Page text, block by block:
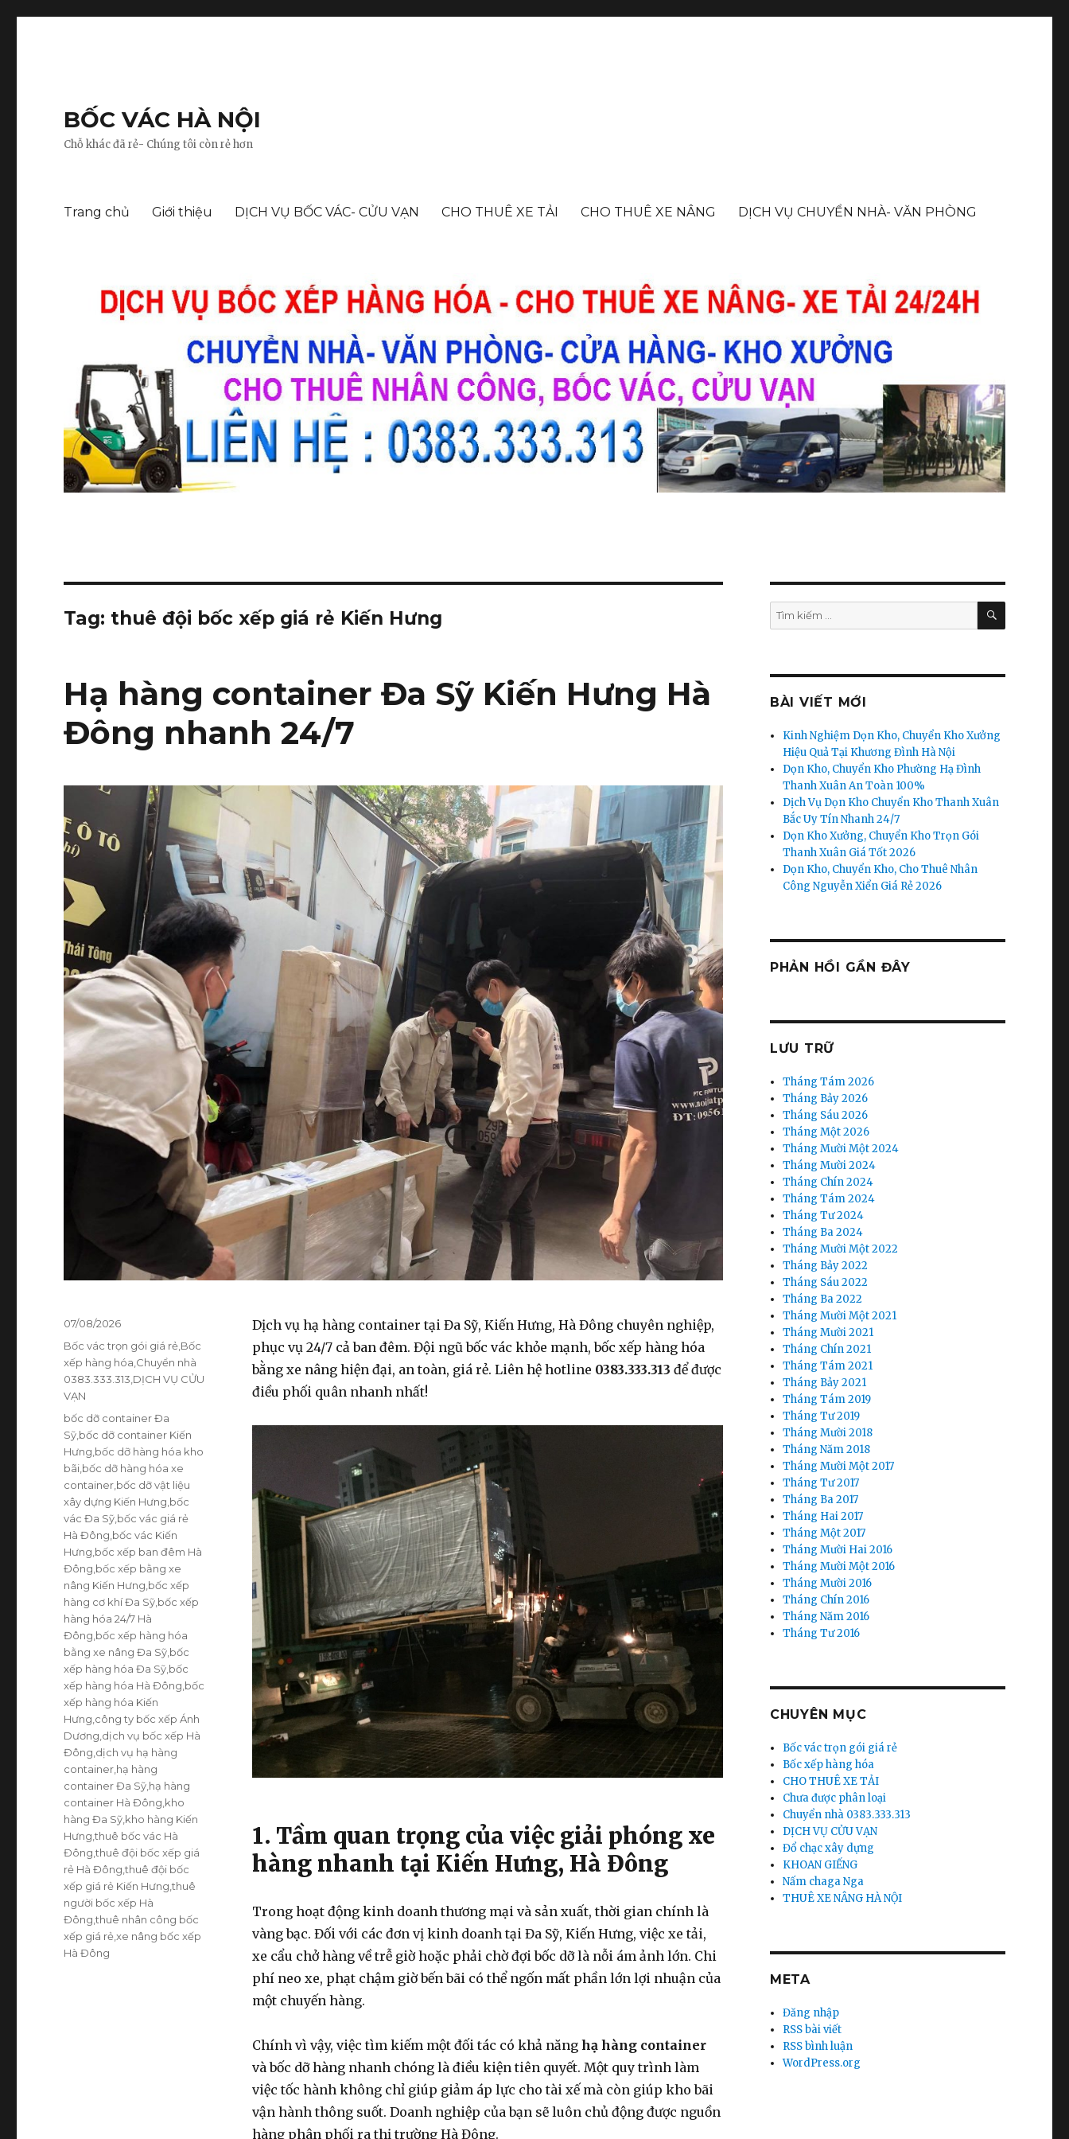
BỐC VÁC HÀ NỘI
Chỗ khác đã rẻ- Chúng tôi còn rẻ hơn
Trang chủ Giới thiệu DỊCH VỤ BỐC VÁC- CỬU VẠN CHO THUÊ XE TẢI CHO THUÊ XE NÂNG DỊCH VỤ CHUYỂN NHÀ- VĂN PHÒNG
Tag: thuê đội bốc xếp giá rẻ Kiến Hưng
Hạ hàng container Đa Sỹ Kiến Hưng Hà
Đông nhanh 24/7
Dịch vụ hạ hàng container tại Đa Sỹ, Kiến Hưng, Hà Đông chuyên nghiệp,
phục vụ 24/7 cả ban đêm. Đội ngũ bốc vác khỏe mạnh, bốc xếp hàng hóa
bằng xe nâng hiện đại, an toàn, giá rẻ. Liên hệ hotline 0383.333.313 để được
điều phối quân nhanh nhất!
1. Tầm quan trọng của việc giải phóng xe
hàng nhanh tại Kiến Hưng, Hà Đông
Trong hoạt động kinh doanh thương mại và sản xuất, thời gian chính là
vàng bạc. Đối với các đơn vị kinh doanh tại Đa Sỹ, Kiến Hưng, việc xe tải,
xe cẩu chở hàng về trễ giờ hoặc phải chờ đợi bốc dỡ là nỗi ám ảnh lớn. Chi
phí neo xe, phạt chậm giờ bến bãi có thể ngốn mất phần lớn lợi nhuận của
một chuyến hàng.
Chính vì vậy, việc tìm kiếm một đối tác có khả năng hạ hàng container
và bốc dỡ hàng nhanh chóng là điều kiện tiên quyết. Một quy trình làm
việc tốc hành không chỉ giúp giảm áp lực cho tài xế mà còn giúp kho bãi
vận hành thông suốt. Doanh nghiệp của bạn sẽ luôn chủ động được nguồn
hàng phân phối ra thị trường Hà Đông.
Đăng
vào
ngày
07/08/2026
Danh
mục
Bốc vác trọn gói giá rẻ Bốc
xếp hàng hóa Chuyển nhà
0383.333.313 DỊCH VỤ CỬU
VẠN
Thẻ
bốc dỡ container Đa
Sỹ bốc dỡ container Kiến
Hưng bốc dỡ hàng hóa kho
bãi bốc dỡ hàng hóa xe
container bốc dỡ vật liệu
xây dựng Kiến Hưng bốc
vác Đa Sỹ bốc vác giá rẻ
Hà Đông bốc vác Kiến
Hưng bốc xếp ban đêm Hà
Đông bốc xếp bằng xe
nâng Kiến Hưng bốc xếp
hàng cơ khí Đa Sỹ bốc xếp
hàng hóa 24/7 Hà
Đông bốc xếp hàng hóa
bằng xe nâng Đa Sỹ bốc
xếp hàng hóa Đa Sỹ bốc
xếp hàng hóa Hà Đông bốc
xếp hàng hóa Kiến
Hưng công ty bốc xếp Ánh
Dương dịch vụ bốc xếp Hà
Đông dịch vụ hạ hàng
container hạ hàng
container Đa Sỹ hạ hàng
container Hà Đông kho
hàng Đa Sỹ kho hàng Kiến
Hưng ,thuê bốc vác Hà
Đông ,thuê đội bốc xếp giá
rẻ Hà Đông ,thuê đội bốc
xếp giá rẻ Kiến Hưng ,thuê
người bốc xếp Hà
Đông ,thuê nhân công bốc
xếp giá rẻ,xe nâng bốc xếp
Hà Đông
Tìm
kiếm:
TÌM
BÀI VIẾT MỚI
Kinh Nghiệm Dọn Kho, Chuyển Kho Xưởng
Hiệu Quả Tại Khương Đình Hà Nội
Dọn Kho, Chuyển Kho Phường Hạ Đình
Thanh Xuân An Toàn 100%
Dịch Vụ Dọn Kho Chuyển Kho Thanh Xuân
Bắc Uy Tín Nhanh 24/7
Dọn Kho Xưởng, Chuyển Kho Trọn Gói
Thanh Xuân Giá Tốt 2026
Dọn Kho, Chuyển Kho, Cho Thuê Nhân
Công Nguyễn Xiển Giá Rẻ 2026
PHẢN HỒI GẦN ĐÂY
LƯU TRỮ
Tháng Tám 2026
Tháng Bảy 2026
Tháng Sáu 2026
Tháng Một 2026
Tháng Mười Một 2024
Tháng Mười 2024
Tháng Chín 2024
Tháng Tám 2024
Tháng Tư 2024
Tháng Ba 2024
Tháng Mười Một 2022
Tháng Bảy 2022
Tháng Sáu 2022
Tháng Ba 2022
Tháng Mười Một 2021
Tháng Mười 2021
Tháng Chín 2021
Tháng Tám 2021
Tháng Bảy 2021
Tháng Tám 2019
Tháng Tư 2019
Tháng Mười 2018
Tháng Năm 2018
Tháng Mười Một 2017
Tháng Tư 2017
Tháng Ba 2017
Tháng Hai 2017
Tháng Một 2017
Tháng Mười Hai 2016
Tháng Mười Một 2016
Tháng Mười 2016
Tháng Chín 2016
Tháng Năm 2016
Tháng Tư 2016
CHUYÊN MỤC
Bốc vác trọn gói giá rẻ
Bốc xếp hàng hóa
CHO THUÊ XE TẢI
Chưa được phân loại
Chuyển nhà 0383.333.313
DỊCH VỤ CỬU VẠN
Đổ chạc xây dựng
KHOAN GIẾNG
Nấm chaga Nga
THUÊ XE NÂNG HÀ NỘI
META
Đăng nhập
RSS bài viết
RSS bình luận
WordPress.org